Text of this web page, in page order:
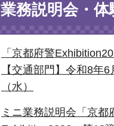
業務説明会・体
「京都府警
【交通部門】令和8年6
（水）
ミニ業務説明会「京都